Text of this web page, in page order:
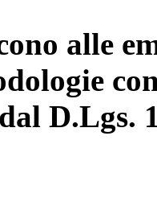
alle
D.Lgs.